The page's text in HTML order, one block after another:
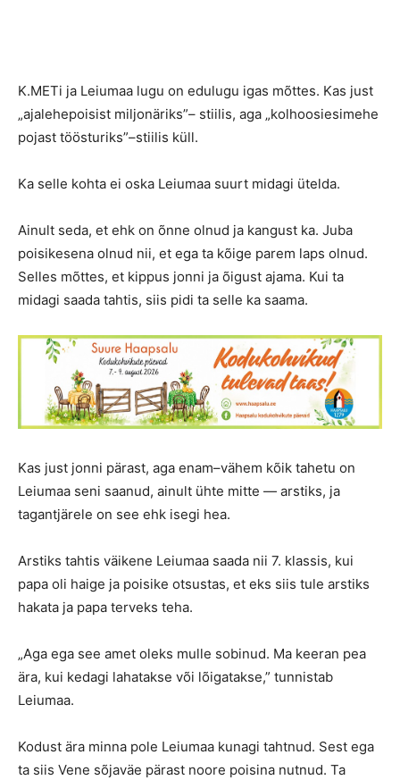
K.METi ja Leiumaa lugu on edulugu igas mõttes. Kas just
„ajalehepoisist miljonäriks”– stiilis, aga „kolhoosiesimehe
pojast töösturiks”–stiilis küll.
Ka selle kohta ei oska Leiumaa suurt midagi ütelda.
Ainult seda, et ehk on õnne olnud ja kangust ka. Juba
poisikesena olnud nii, et ega ta kõige parem laps olnud.
Selles mõttes, et kippus jonni ja õigust ajama. Kui ta
midagi saada tahtis, siis pidi ta selle ka saama.
Kas just jonni pärast, aga enam–vähem kõik tahetu on
Leiumaa seni saanud, ainult ühte mitte — arstiks, ja
tagantjärele on see ehk isegi hea.
Arstiks tahtis väikene Leiumaa saada nii 7. klassis, kui
papa oli haige ja poisike otsustas, et eks siis tule arstiks
hakata ja papa terveks teha.
„Aga ega see amet oleks mulle sobinud. Ma keeran pea
ära, kui kedagi lahatakse või lõigatakse,” tunnistab
Leiumaa.
Kodust ära minna pole Leiumaa kunagi tahtnud. Sest ega
ta siis Vene sõjaväe pärast noore poisina nutnud. Ta